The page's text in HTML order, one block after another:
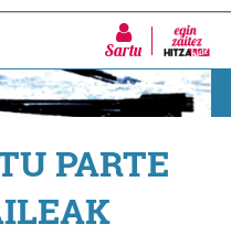
Sartu
PARTE